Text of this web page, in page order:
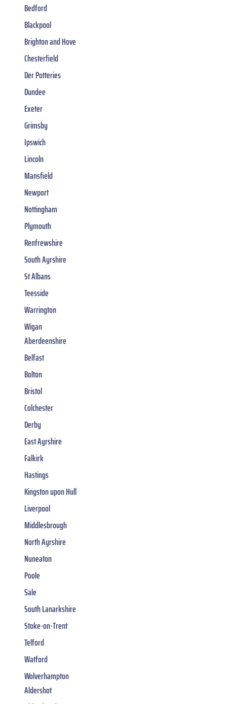
Bedford
Blackpool
Brighton and Hove
Chesterfield
Der Potteries
Dundee
Exeter
Grimsby
Ipswich
Lincoln
Mansfield
Newport
Nottingham
Plymouth
Renfrewshire
South Ayrshire
St Albans
Teesside
Warrington
Wigan
Aberdeenshire
Belfast
Bolton
Bristol
Colchester
Derby
East Ayrshire
Falkirk
Hastings
Kingston upon Hull
Liverpool
Middlesbrough
North Ayrshire
Nuneaton
Poole
Sale
South Lanarkshire
Stoke-on-Trent
Telford
Watford
Wolverhampton
Aldershot